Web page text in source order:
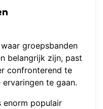
groepsbanden
belangrijk zijn, past
confronterend te
te gaan.
enorm populair